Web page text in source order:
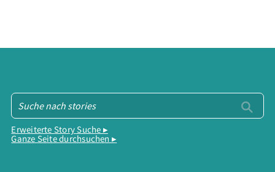
Erweiterte Story Suche ▸
Ganze Seite durchsuchen ▸